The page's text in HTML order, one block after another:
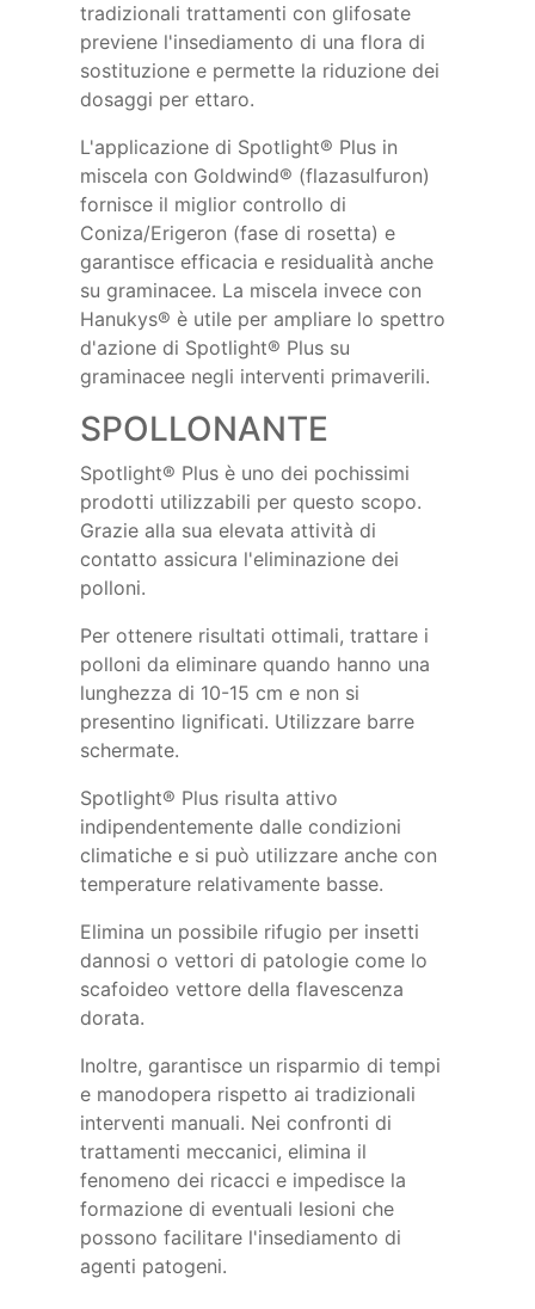
tradizionali trattamenti con glifosate
previene l'insediamento di una flora di
sostituzione e permette la riduzione dei
dosaggi per ettaro.
L'applicazione di Spotlight® Plus in
miscela con Goldwind® (flazasulfuron)
fornisce il miglior controllo di
Coniza/Erigeron (fase di rosetta) e
garantisce efficacia e residualità anche
su graminacee. La miscela invece con
Hanukys® è utile per ampliare lo spettro
d'azione di Spotlight® Plus su
graminacee negli interventi primaverili.
SPOLLONANTE
Spotlight® Plus è uno dei pochissimi
prodotti utilizzabili per questo scopo.
Grazie alla sua elevata attività di
contatto assicura l'eliminazione dei
polloni.
Per ottenere risultati ottimali, trattare i
polloni da eliminare quando hanno una
lunghezza di 10-15 cm e non si
presentino lignificati. Utilizzare barre
schermate.
Spotlight® Plus risulta attivo
indipendentemente dalle condizioni
climatiche e si può utilizzare anche con
temperature relativamente basse.
Elimina un possibile rifugio per insetti
dannosi o vettori di patologie come lo
scafoideo vettore della flavescenza
dorata.
Inoltre, garantisce un risparmio di tempi
e manodopera rispetto ai tradizionali
interventi manuali. Nei confronti di
trattamenti meccanici, elimina il
fenomeno dei ricacci e impedisce la
formazione di eventuali lesioni che
possono facilitare l'insediamento di
agenti patogeni.